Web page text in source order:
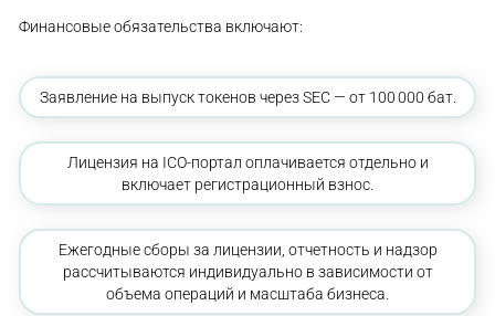
Финансовые обязательства включают:
Заявление на выпуск токенов через SEC — от 100 000 бат.
Лицензия на ICO-портал оплачивается отдельно и
включает регистрационный взнос.
Ежегодные сборы за лицензии, отчетность и надзор
рассчитываются индивидуально в зависимости от
объема операций и масштаба бизнеса.